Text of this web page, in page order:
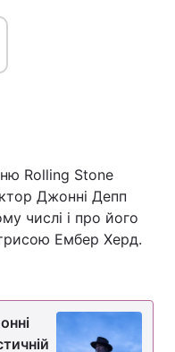
Rolling Stone
Джонні Депп
числі і про його
Ембер Херд.